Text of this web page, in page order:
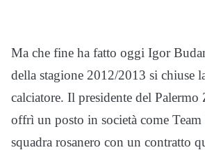
Ma che fine ha fatto oggi Igor
della stagione 2012/2013 si chiuse
calciatore. Il presidente del
offrì un posto in società come Team
squadra rosanero con un contratto